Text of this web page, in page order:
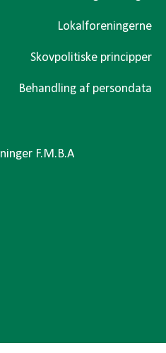
Lokalforeningerne
Skovpolitiske principper
Behandling af persondata
F.M.B.A